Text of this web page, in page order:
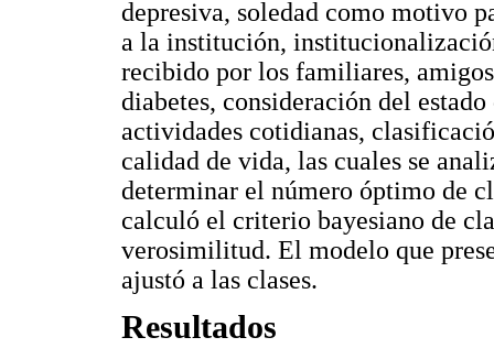
depresiva, soledad como motivo
a la institución,
recibido por los familiares,
diabetes, consideración del
actividades cotidianas,
calidad de vida, las cuales se
determinar el número óptimo de
calculó el criterio bayesiano de
verosimilitud. El modelo que
ajustó a las clases.
Resultados